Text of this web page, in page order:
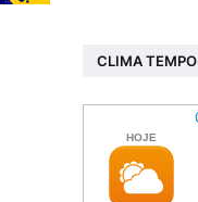
CLIMA TEMPO